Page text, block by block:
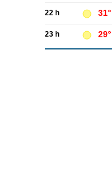
22 h 31°
23 h 29°